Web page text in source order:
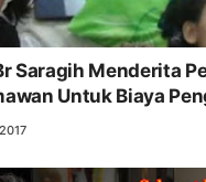
Saragih Menderita
Untuk Biaya